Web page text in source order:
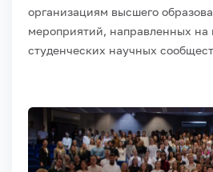
организациям высшего
мероприятий, направленных на
студенческих научных